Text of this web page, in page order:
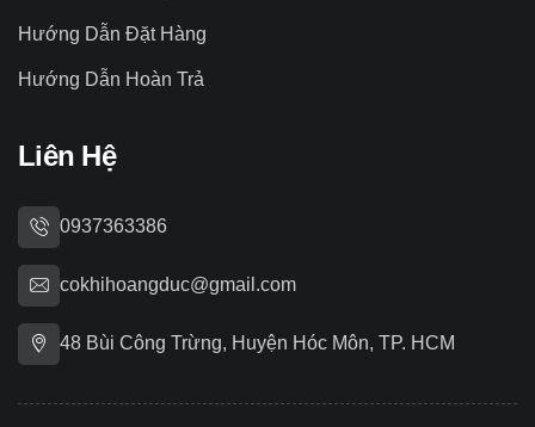
Hướng Dẫn Đặt Hàng
Hướng Dẫn Hoàn Trả
Liên Hệ
0937363386
cokhihoangduc@gmail.com
48 Bùi Công Trừng, Huyện Hóc Môn, TP. HCM